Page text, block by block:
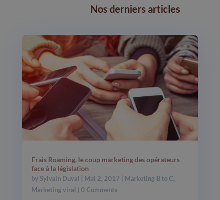
Nos derniers articles
Frais Roaming, le coup marketing des opérateurs
face à la législation
by Sylvain Duval Mai 2, 2017 Marketing B to C,
Marketing viral
| 0 Comments